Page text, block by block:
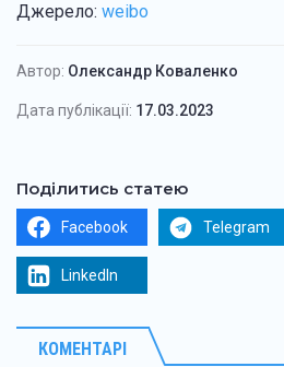
Джерело: weibo
Автор: Олександр Коваленко
Дата публікації: 17.03.2023
Поділитись статею
Facebook Telegram
LinkedIn
КОМЕНТАРІ